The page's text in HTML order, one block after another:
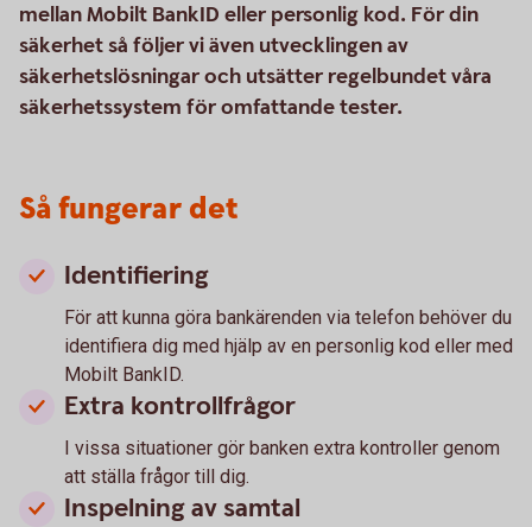
mellan Mobilt BankID eller personlig kod. För din
säkerhet så följer vi även utvecklingen av
säkerhetslösningar och utsätter regelbundet våra
säkerhetssystem för omfattande tester.
Så fungerar det
Identifiering
För att kunna göra bankärenden via telefon behöver du
identifiera dig med hjälp av en personlig kod eller med
Mobilt BankID.
Extra kontrollfrågor
I vissa situationer gör banken extra kontroller genom
att ställa frågor till dig.
Inspelning av samtal